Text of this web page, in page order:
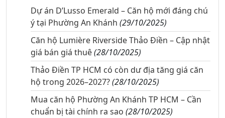
Dự án D’Lusso Emerald – Căn hộ mới đáng chú
ý tại Phường An Khánh (29/10/2025)
Căn hộ Lumière Riverside Thảo Điền – Cập nhật
giá bán giá thuê(28/10/2025)
Thảo Điền TP HCM có còn dư địa tăng giá căn
hộ trong 2026–2027?(28/10/2025)
Mua căn hộ Phường An Khánh TP HCM – Cần
chuẩn bị tài chính ra sao (28/10/2025)